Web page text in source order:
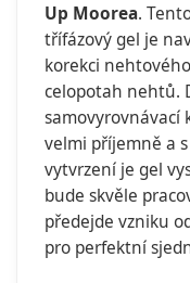
Up Moorea.
třífázový gel je
korekci
celopotah nehtů.
samovyrovnávací
velmi příjemně a
vytvrzení je gel
bude skvěle
předejde vzniku
pro perfektní